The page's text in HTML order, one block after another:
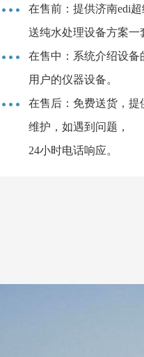
在售前：提供济南edi
送纯水处理设备方案一
在售中：系统介绍设备
用户的仪器设备。
在售后：免费送货，提
维护，如遇到问题，
24小时电话响应。